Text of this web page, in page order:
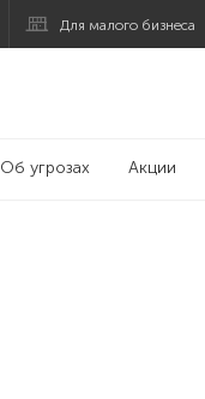
Для малого бизнеса
Об угрозах Акции